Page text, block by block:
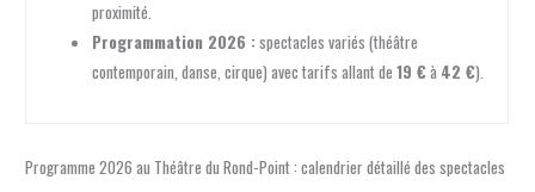
proximité.
Programmation 2026 :spectacles variés (théâtre
contemporain, danse, cirque) avec tarifs allant de 19 € à 42 €).
Programme 2026 au Théâtre du Rond-Point : calendrier détaillé des spectacles